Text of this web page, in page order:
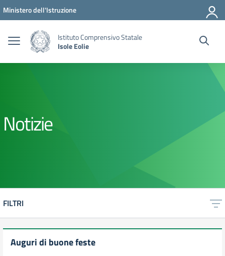
Vai ai contenuti
Vai al menu di navigazione
Vai al footer
Ministero dell'Istruzione
Istituto Comprensivo Statale
Isole Eolie
Notizie
FILTRI
Auguri di buone feste